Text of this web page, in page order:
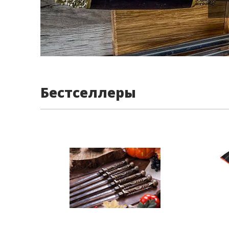
Бестселлеры